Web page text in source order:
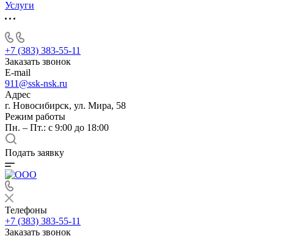
Услуги
+7 (383) 383-55-11
Заказать звонок
E-mail
911@ssk-nsk.ru
Адрес
г. Новосибирск, ул. Мира, 58
Режим работы
Пн. – Пт.: с 9:00 до 18:00
Подать заявку
Телефоны
+7 (383) 383-55-11
Заказать звонок